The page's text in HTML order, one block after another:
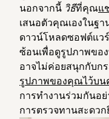
นอกจากนี้ วิธีที่คุณแ
เสนอตัวคุณเองในฐ
ดาวน์โหลดซอฟต์แว
ซ้อนเพื่อดูรูปภาพขอ
อาจไม่ค่อยสนุกกับก
รูปภาพของคุณไว้บน
การทำงานร่วมกันอ
การตรวจทานสะดว